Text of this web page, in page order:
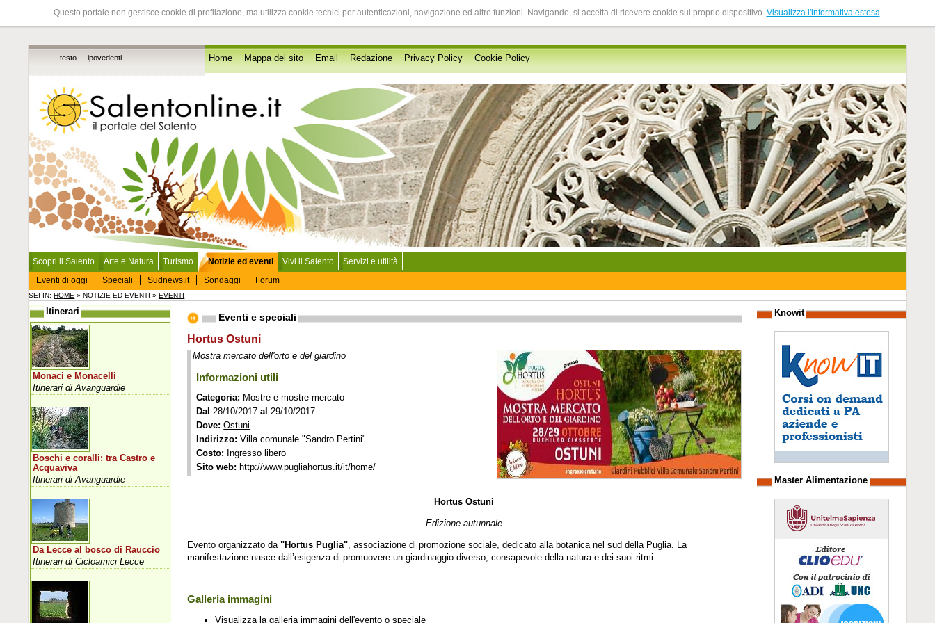
Questo portale non gestisce cookie di profilazione, ma utilizza cookie tecnici per autenticazioni, navigazione ed altre funzioni. Navigando, si accetta di ricevere cookie sul proprio dispositivo. Visualizza l'informativa estesa.
testo ipovedenti Home Mappa del sito Email Redazione Privacy Policy Cookie Policy
Scopri il Salento Arte e Natura Turismo
Notizie ed eventi
Eventi di oggi
Speciali Sudnews.it Sondaggi Forum
Vivi il Salento Servizi e utilità
SEI IN:HOME » NOTIZIE ED EVENTI »EVENTI
Eventi e speciali
Hortus Ostuni
Mostra mercato dell'orto e del giardino
Informazioni utili
Categoria: Mostre e mostre mercato
Dal 28/10/2017al 29/10/2017
Dove: Ostuni
Indirizzo: Villa comunale "Sandro Pertini"
Costo: Ingresso libero
Sito web: http://www.pugliahortus.it/it/home/
Hortus Ostuni
Edizione autunnale
Evento organizzato da"Hortus Puglia", associazione di promozione sociale, dedicato alla botanica nel sud della Puglia. La
manifestazione nasce dall’esigenza di promuovere un giardinaggio diverso, consapevole della natura e dei suoi ritmi.
Galleria immagini
Visualizza la galleria immagini dell'evento o speciale
Itinerari
Monaci e Monacelli
Itinerari di Avanguardie
Boschi e coralli: tra Castro e
Acquaviva
Itinerari di Avanguardie
Da Lecce al bosco di Rauccio
Itinerari di Cicloamici Lecce
Knowit
Master Alimentazione